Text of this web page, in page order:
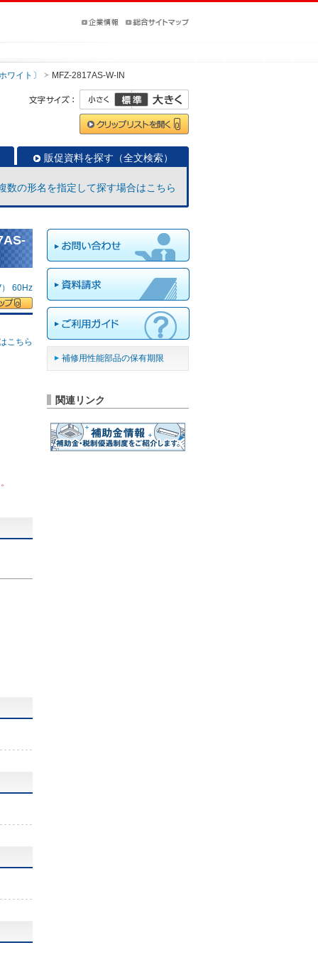
ワイト〕 MFZ-2817AS-W-IN
販促資料を探す（全文検索）
数の形名を指定して探す場合はこちら
60Hz
こちら
補修用性能部品の保有期限
関連リンク